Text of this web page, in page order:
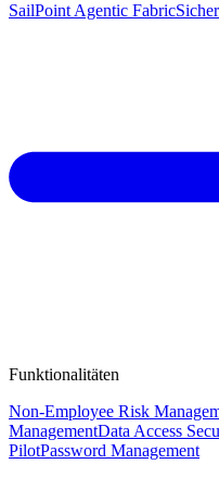
SailPoint Agentic Fabric
Funktionalitäten
Non-Employee Risk
ManagementData Access
PilotPassword Management